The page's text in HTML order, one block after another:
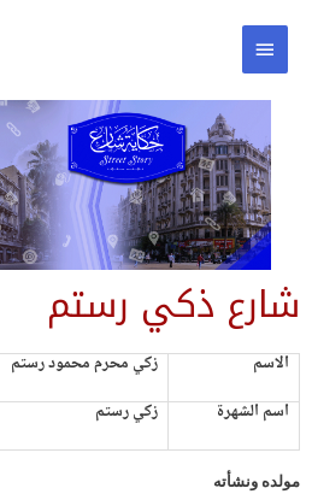
شارع ذكي رستم
الاسم
زكي محرم محمود رستم
اسم الشهرة
زكي رستم
مولده ونشأته